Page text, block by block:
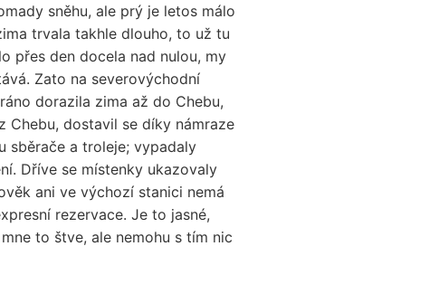
sněhu, ale prý je letos málo
trvala takhle dlouho, to už tu
přes den docela nad nulou, my
Zato na severovýchodní
dorazila zima až do Chebu,
Chebu, dostavil se díky námraze
sběrače a troleje; vypadaly
Dříve se místenky ukazovaly
ani ve výchozí stanici nemá
rezervace. Je to jasné,
to štve, ale nemohu s tím nic